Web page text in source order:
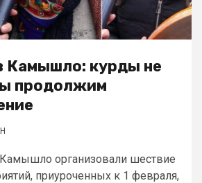
курды не
продолжим
организовали шествие
приуроченных к 1 февраля,